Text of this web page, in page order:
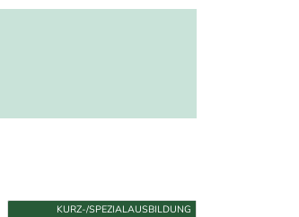
KURZ-/SPEZIALAUSBILDUNG